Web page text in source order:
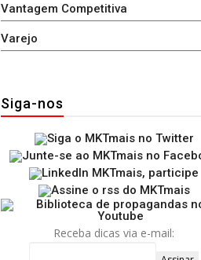
Vantagem Competitiva
Varejo
Siga-nos
Receba dicas via e-mail: